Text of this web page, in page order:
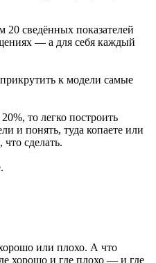
20 сведённых показателей
— а для себя каждый
к модели самые
то легко построить
и понять, туда копаете или
сделать.
или плохо. А что
хорошо и где плохо — и где